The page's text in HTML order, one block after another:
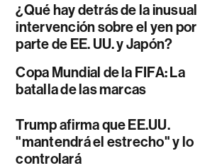
¿Qué hay detrás de la inusual
intervención sobre el yen por
parte de EE. UU. y Japón?
Copa Mundial de la FIFA: La
batalla de las marcas
Trump afirma que EE.UU.
"mantendrá el estrecho" y lo
controlará